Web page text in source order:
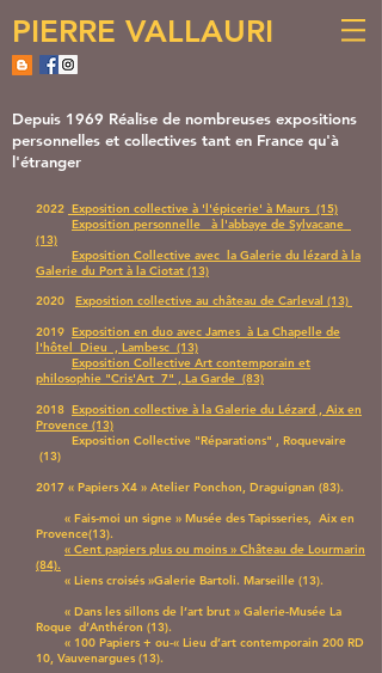
PIERRE VALLAURI
Depuis 1969 Réalise de nombreuses expositions
personnelles et collectives tant en France qu'à
l'étranger
2022 Exposition collective à 'l'épicerie' à Maurs (15)
Exposition personnelle à l'abbaye de Sylvacane
(13)
Exposition Collective avec la Galerie du lézard à la
Galerie du Port à la Ciotat (13)
2020 Exposition collective au château de Carleval (13)
2019 Exposition en duo avec James à La Chapelle de
l'hôtel Dieu , Lambesc (13)
Exposition Collective Art contemporain et
philosophie "Cris'Art 7" , La Garde (83)
2018 Exposition collective à la Galerie du Lézard , Aix en
Provence (13)
Exposition Collective "Réparations" , Roquevaire
(13)
2017 « Papiers X4 » Atelier Ponchon, Draguignan (83).
« Fais-moi un signe » Musée des Tapisseries, Aix en
Provence(13).
« Cent papiers plus ou moins » Château de Lourmarin
(84).
« Liens croisés »Galerie Bartoli. Marseille (13).
« Dans les sillons de l’art brut » Galerie-Musée La
Roque d’Anthéron (13).
« 100 Papiers + ou-« Lieu d’art contemporain 200 RD
10, Vauvenargues (13).